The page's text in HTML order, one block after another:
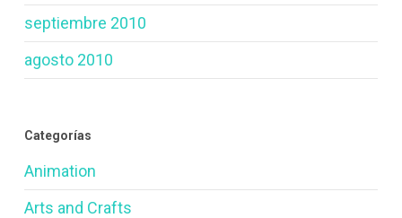
septiembre 2010
agosto 2010
Categorías
Animation
Arts and Crafts